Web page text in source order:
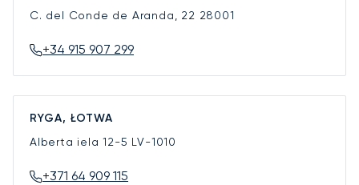
C. del Conde de Aranda, 22 28001
+34 915 907 299
RYGA, ŁOTWA
Alberta iela 12-5 LV-1010
+371 64 909 115